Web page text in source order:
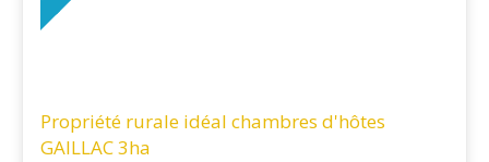
Propriété rurale idéal chambres d'hôtes
GAILLAC 3ha